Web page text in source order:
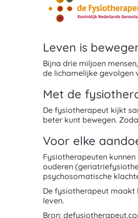
Leven is
Bijna drie miljoen
de lichamelijke gevolgen
Met de
De fysiotherapeut kijkt
beter kunt bewegen.
Voor elke
Fysiotherapeuten
ouderen
psychosomatische
De fysiotherapeut maakt
leven.
Bron: